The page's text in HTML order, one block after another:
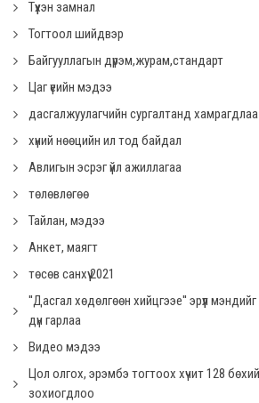
Түүхэн замнал
Тогтоол шийдвэр
Байгууллагын дүрэм,журам,стандарт
Цаг үеийн мэдээ
дасгалжуулагчийн сургалтанд хамрагдлаа
хүний нөөцийн ил тод байдал
Авлигын эсрэг үйл ажиллагаа
төлөвлөгөө
Тайлан, мэдээ
Анкет, маягт
төсөв санхүү 2021
''Дасгал хөдөлгөөн хийцгээе'' эрүүл
дүн гарлаа
Видео мэдээ
Цол олгох, эрэмбэ тогтоох хүчит 128
зохиогдлоо